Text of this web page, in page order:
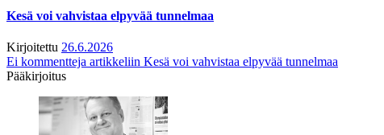
Kesä voi vahvistaa elpyvää tunnelmaa
Kirjoitettu 26.6.2026
Ei kommentteja artikkeliin Kesä voi vahvistaa elpyvää tunnelmaa
Pääkirjoitus